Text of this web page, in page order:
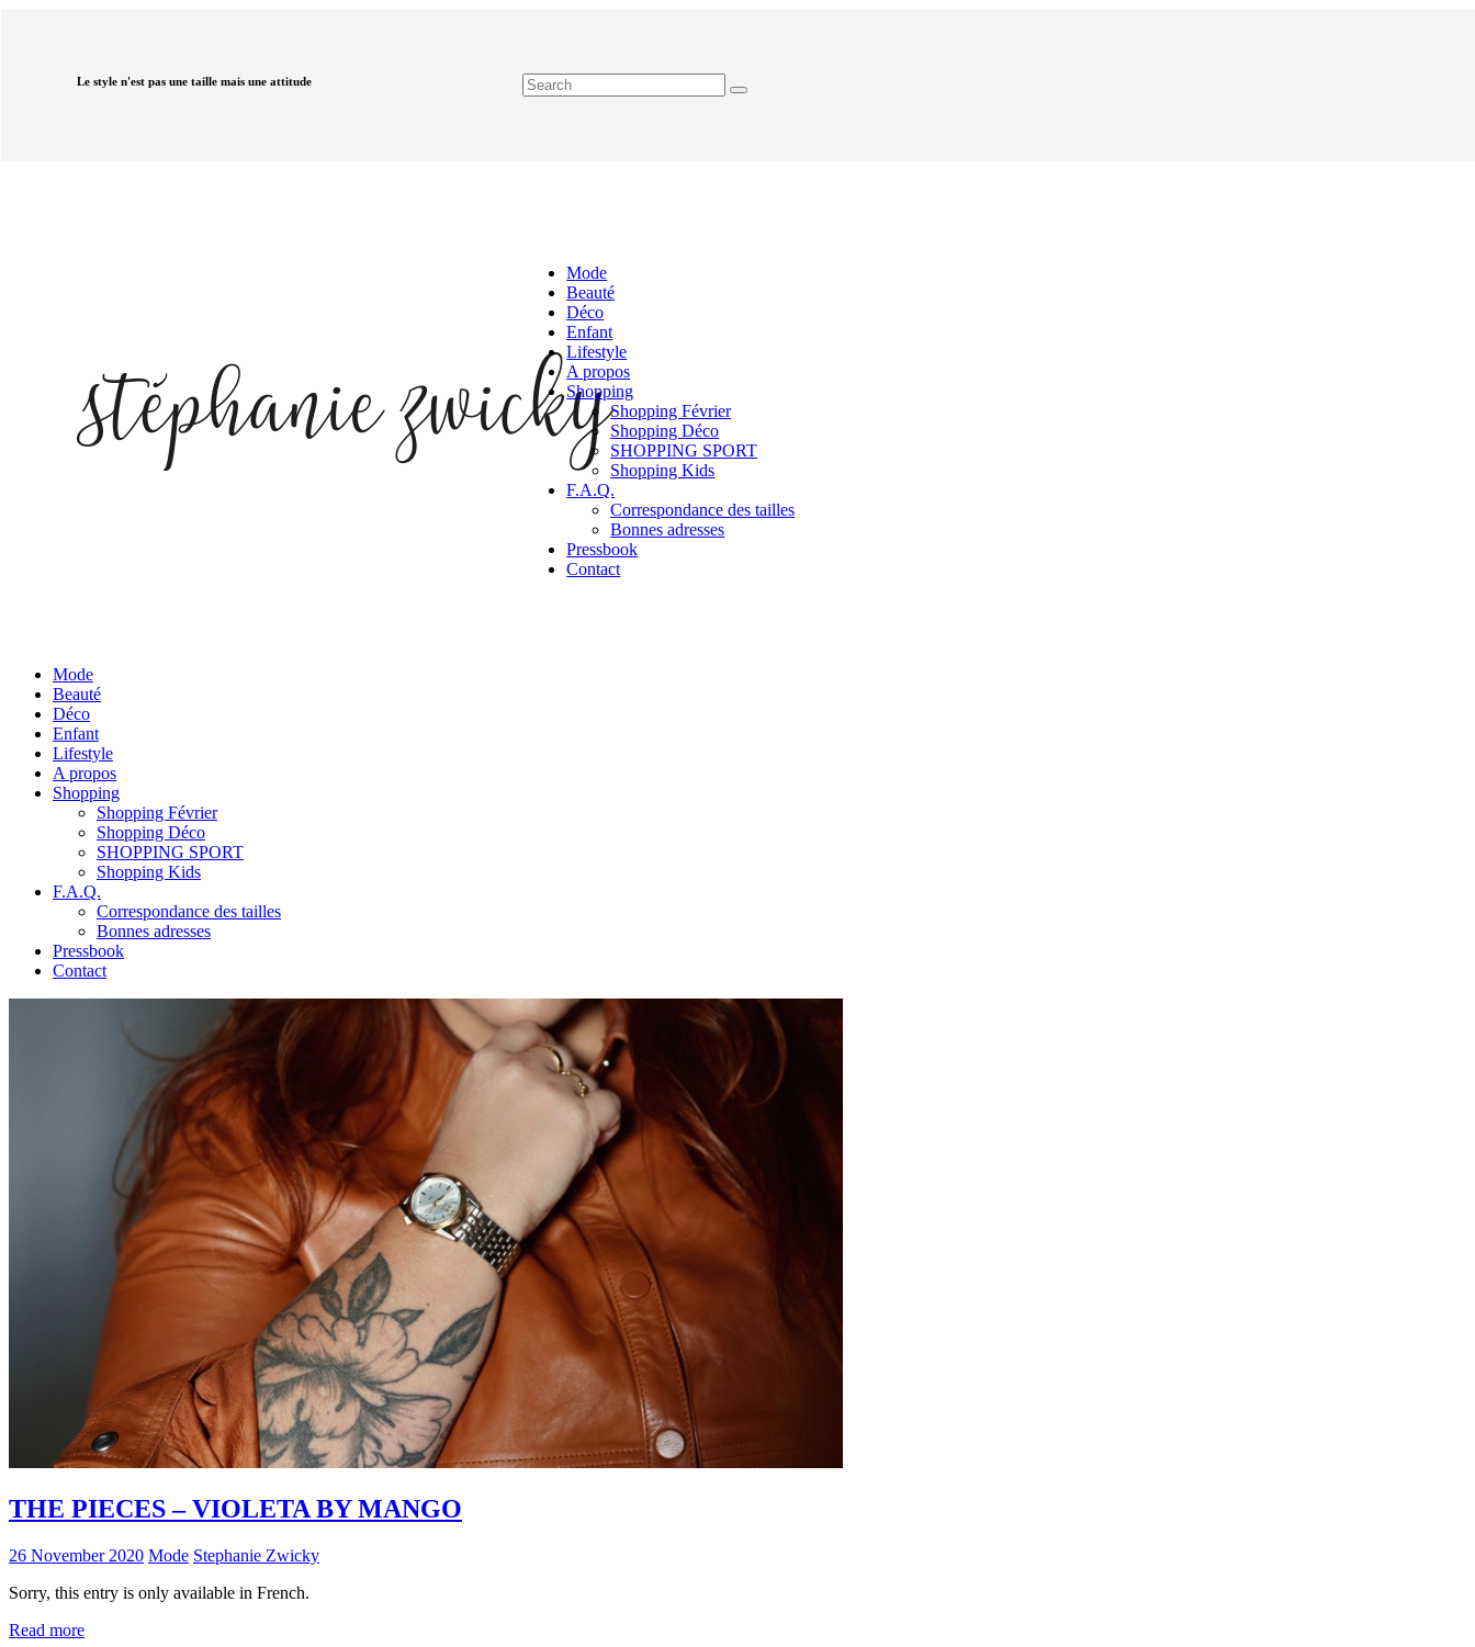
Le style n'est pas une taille mais une attitude
Mode
Beauté
Déco
Enfant
Lifestyle
A propos
Shopping
Shopping Février
Shopping Déco
SHOPPING SPORT
Shopping Kids
F.A.Q.
Correspondance des tailles
Bonnes adresses
Pressbook
Contact
Mode
Beauté
Déco
Enfant
Lifestyle
A propos
Shopping
Shopping Février
Shopping Déco
SHOPPING SPORT
Shopping Kids
F.A.Q.
Correspondance des tailles
Bonnes adresses
Pressbook
Contact
THE PIECES – VIOLETA BY MANGO
26 November 2020 Mode Stephanie Zwicky
Sorry, this entry is only available in French.
Read more